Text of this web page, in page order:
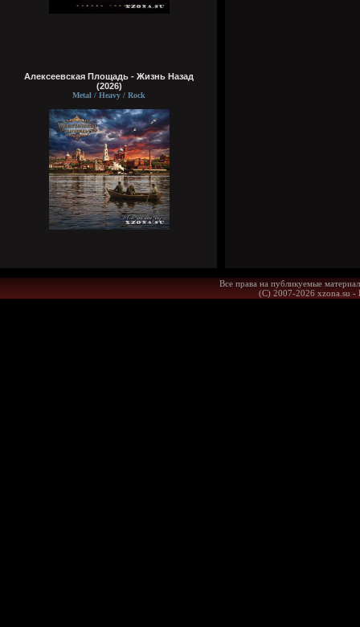
Алексеевская Площадь - Жизнь Назад
(2026)
Metal / Heavy / Rock
Все права на публикуемые
(С) 2007-2026 xzona.su -